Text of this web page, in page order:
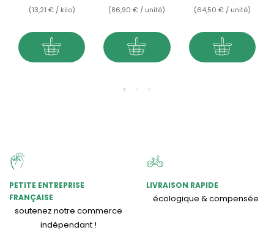
(13,21 € / kilo) (86,90 € / unité) (64,50 € / unité)
PETITE ENTREPRISE
FRANÇAISE
soutenez notre commerce
indépendant !
LIVRAISON RAPIDE
écologique & compensée